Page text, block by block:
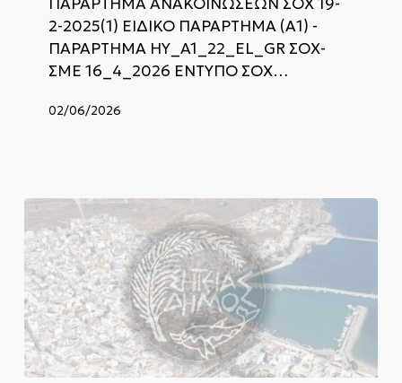
χρόνου
ΠΑΡΑΡΤΗΜΑ ΑΝΑΚΟΙΝΩΣΕΩΝ ΣΟΧ 19-
2-2025(1) ΕΙΔΙΚΟ ΠΑΡΑΡΤΗΜΑ (Α1) -
ΠΑΡΑΡΤΗΜΑ ΗΥ_A1_22_EL_GR ΣΟΧ-
ΣΜΕ 16_4_2026 ΕΝΤΥΠΟ ΣΟΧ…
02/06/2026